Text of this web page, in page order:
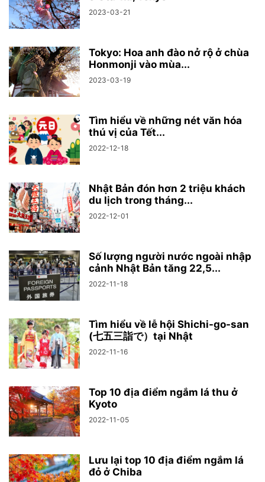
2023-03-21
Tokyo: Hoa anh đào nở rộ ở chùa
Honmonji vào mùa...
2023-03-19
Tìm hiểu về những nét văn hóa
thú vị của Tết...
2022-12-18
Nhật Bản đón hơn 2 triệu khách
du lịch trong tháng...
2022-12-01
Số lượng người nước ngoài nhập
cảnh Nhật Bản tăng 22,5...
2022-11-18
Tìm hiểu về lễ hội Shichi-go-san
(七五三詣で）tại Nhật
2022-11-16
Top 10 địa điểm ngắm lá thu ở
Kyoto
2022-11-05
Lưu lại top 10 địa điểm ngắm lá
đỏ ở Chiba